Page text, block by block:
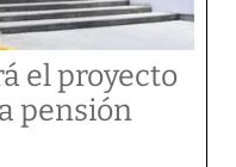
el proyecto
pensión